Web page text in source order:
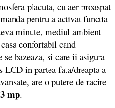
placuta, cu aer proaspat
pentru a activat functia
minute, mediul ambient
confortabil cand
bazeaza, si care ii asigura
LCD in partea fata/dreapta a
are o putere de racire
mp.